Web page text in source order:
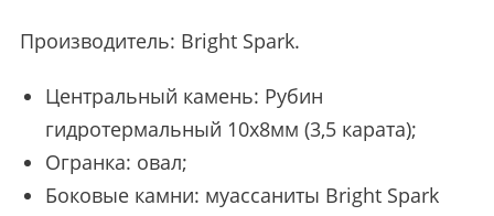
Производитель: Bright Spark.
Центральный камень: Рубин
гидротермальный 10х8мм (3,5 карата);
Огранка: овал;
Боковые камни: муассаниты Bright Spark